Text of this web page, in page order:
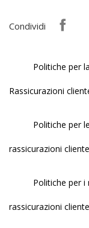
Condividi
Politiche per
Rassicurazioni
Politiche per
rassicurazioni
Politiche per
rassicurazioni